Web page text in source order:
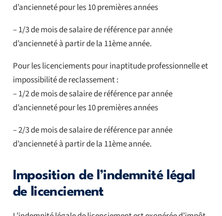
d’ancienneté pour les 10 premières années
– 1/3 de mois de salaire de référence par année
d’ancienneté à partir de la 11ème année.
Pour les licenciements pour inaptitude professionnelle et
impossibilité de reclassement :
– 1/2 de mois de salaire de référence par année
d’ancienneté pour les 10 premières années
– 2/3 de mois de salaire de référence par année
d’ancienneté à partir de la 11ème année.
Imposition de l’indemnité légal
de licenciement